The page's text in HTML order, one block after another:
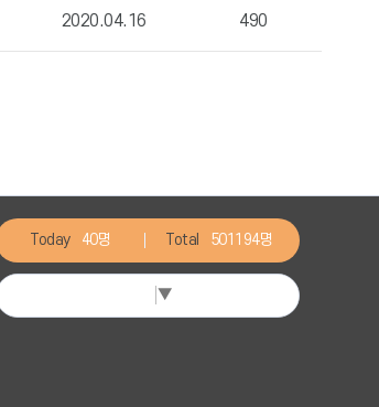
2020.04.16 490
Today 40명 Total 501194명
▼